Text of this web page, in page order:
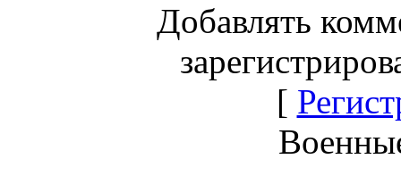
Добавлять
[